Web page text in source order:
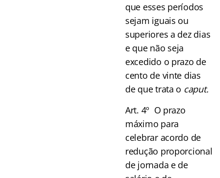
que esses períodos
sejam iguais ou
superiores a dez dias
e que não seja
excedido o prazo de
cento de vinte dias
de que trata o caput.
Art. 4º O prazo
máximo para
celebrar acordo de
redução proporcional
de jornada e de